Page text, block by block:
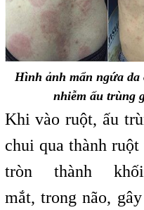
Hình ảnh mẩn ngứa da
nhiễm ấu trùng
Khi vào ruột, ấu
chui qua thành
tròn thành
mắt, trong não,